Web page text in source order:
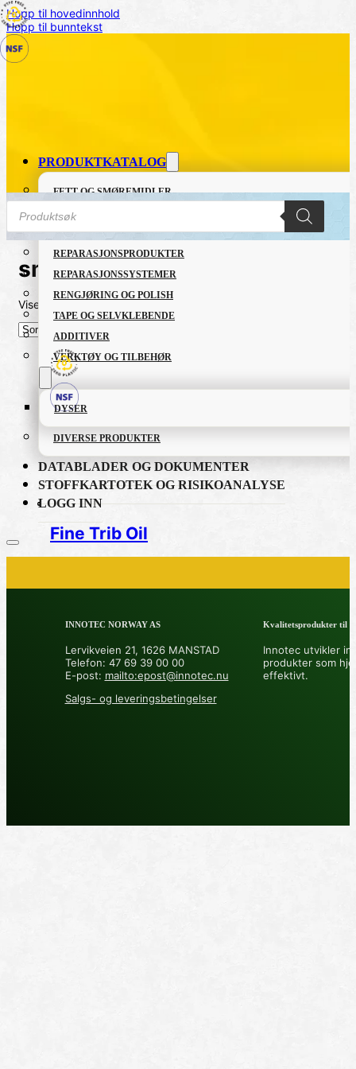
Hopp til hovedinnhold
Hopp til bunntekst
PRODUKTKATALOG
FETT OG SMØREMIDLER
GRUNNING OG LAKK
LIM OG TETTEMASSER
REPARASJONSPRODUKTER
REPARASJONSSYSTEMER
RENGJØRING OG POLISH
TAPE OG SELVKLEBENDE
ADDITIVER
VERKTØY OG TILBEHØR
DYSER
DIVERSE PRODUKTER
DATABLADER OG DOKUMENTER
STOFFKARTOTEK OG RISIKOANALYSE
LOGG INN
PRODUKTKATALOG
GRUNNING OG LAKK
LIM OG TETTEMASSER
Products
search
smörjolja för gångjärn
Viser det ene resultatet
Fine Trib Oil
INNOTEC NORWAY AS
Lervikveien 21, 1626 MANSTAD
Telefon: 47 69 39 00 00
E-post: mailto:epost@innotec.nu
Salgs- og leveringsbetingelser
Kvalitetsprodukter til å
Innotec utvikler
produkter som
effektivt.